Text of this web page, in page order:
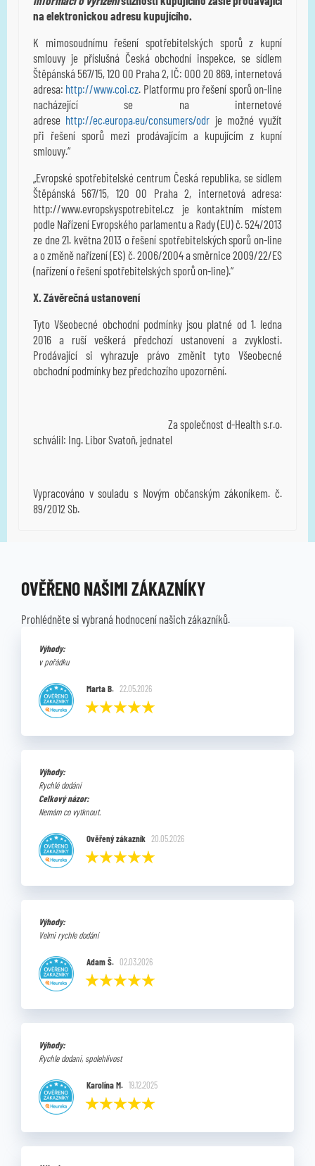
na elektronickou adresu kupujícího.
K mimosoudnímu řešení spotřebitelských sporů z kupní
smlouvy je příslušná Česká obchodní inspekce, se sídlem
Štěpánská 567/15, 120 00 Praha 2, IČ: 000 20 869, internetová
adresa: http://www.coi.cz. Platformu pro řešení sporů on-line
nacházející se na internetové
adrese http://ec.europa.eu/consumers/odr je možné využít
při řešení sporů mezi prodávajícím a kupujícím z kupní
smlouvy.“
„Evropské spotřebitelské centrum Česká republika, se sídlem
Štěpánská 567/15, 120 00 Praha 2, internetová adresa:
http://www.evropskyspotrebitel.cz je kontaktním místem
podle Nařízení Evropského parlamentu a Rady (EU) č. 524/2013
ze dne 21. května 2013 o řešení spotřebitelských sporů on-line
a o změně nařízení (ES) č. 2006/2004 a směrnice 2009/22/ES
(nařízení o řešení spotřebitelských sporů on-line).“
X. Závěrečná ustanovení
Tyto Všeobecné obchodní podmínky jsou platné od 1. ledna
2016 a ruší veškerá předchozí ustanovení a zvyklosti.
Prodávající si vyhrazuje právo změnit tyto Všeobecné
obchodní podmínky bez předchozího upozornění.
Za společnost d-Health s.r.o.
schválil: Ing. Libor Svatoň, jednatel
Vypracováno v souladu s Novým občanským zákoníkem. č.
89/2012 Sb.
OVĚŘENO NAŠIMI ZÁKAZNÍKY
Prohlédněte si vybraná hodnocení našich zákazníků.
Výhody:
v pořádku
Marta B. 22.05.2026
Výhody:
Rychlé dodání
Celkový názor:
Nemám co vytknout.
Ověřený zákazník 20.05.2026
Výhody:
Velmi rychle dodání
Adam Š. 02.03.2026
Výhody:
Rychle dodani, spolehlivost
Karolína M. 19.12.2025